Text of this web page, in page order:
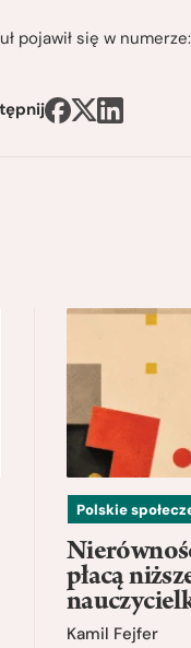
pojawił się w
Polskie
płacą
Kamil Fejfer